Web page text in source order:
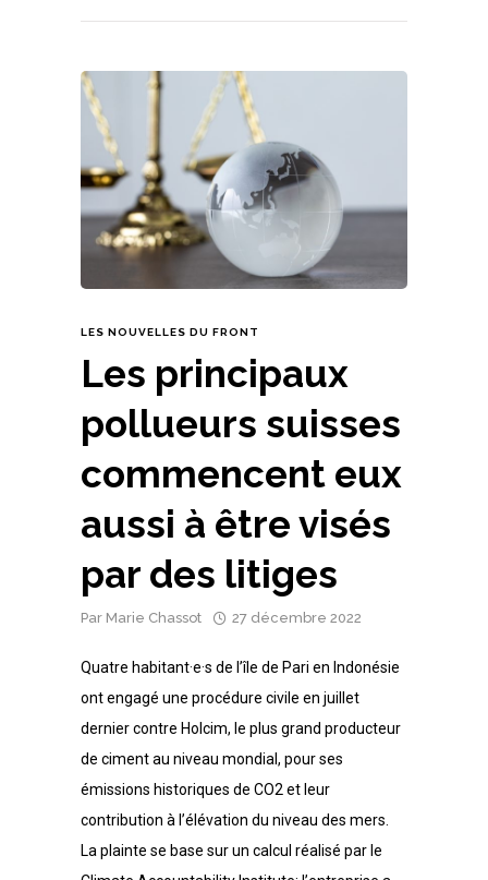
LES NOUVELLES DU FRONT
Les principaux
pollueurs suisses
commencent eux
aussi à être visés
par des litiges
Par Marie Chassot 27 décembre 2022
Quatre habitant·e·s de l’île de Pari en Indonésie
ont engagé une procédure civile en juillet
dernier contre Holcim, le plus grand producteur
de ciment au niveau mondial, pour ses
émissions historiques de CO2 et leur
contribution à l’élévation du niveau des mers.
La plainte se base sur un calcul réalisé par le